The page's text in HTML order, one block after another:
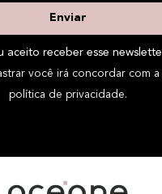
aceito receber esse
Enviar
você irá concordar com a
política de privacidade.